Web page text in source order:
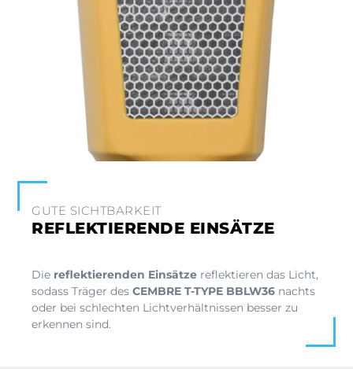
GUTE SICHTBARKEIT
REFLEKTIERENDE EINSÄTZE
Die reflektierenden Einsätze reflektieren das Licht,
sodass Träger des CEMBRE T-TYPE BBLW36 nachts
oder bei schlechten Lichtverhältnissen besser zu
erkennen sind.